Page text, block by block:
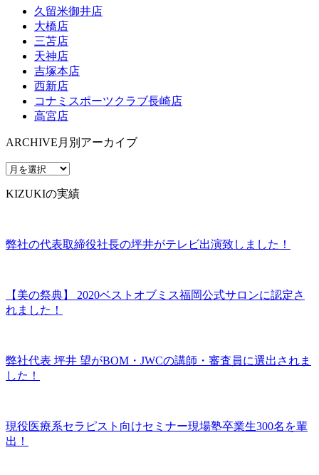
久留米御井店
大橋店
三苫店
天神店
吉塚本店
西新店
コナミスポーツクラブ長崎店
高宮店
ARCHIVE 月別アーカイブ
KIZUKIの実績
弊社の代表取締役社長の坪井がテレビ出演致しました！
【美の祭典】 2020ベストオブミス福岡公式サロンに認定さ
れました！
弊社代表 坪井 望がBOM・JWCの講師・審査員に選出されま
した！
現役医療系セラピスト向けセミナー現場塾卒業生300名を輩
出！